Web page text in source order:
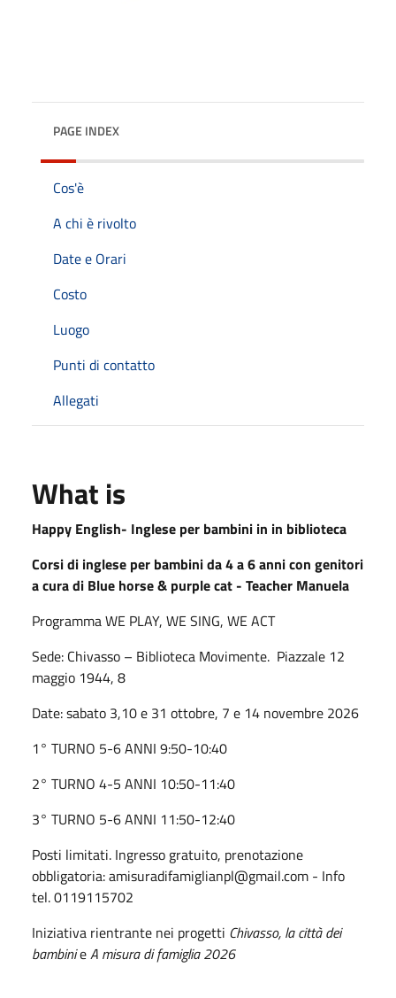
PAGE INDEX
Cos'è
A chi è rivolto
Date e Orari
Costo
Luogo
Punti di contatto
Allegati
What is
Happy English- Inglese per bambini in in biblioteca
Corsi di inglese per bambini da 4 a 6 anni con genitori
a cura di Blue horse & purple cat - Teacher Manuela
Programma WE PLAY, WE SING, WE ACT
Sede: Chivasso – Biblioteca Movimente. Piazzale 12
maggio 1944, 8
Date: sabato 3,10 e 31 ottobre, 7 e 14 novembre 2026
1° TURNO 5-6 ANNI 9:50-10:40
2° TURNO 4-5 ANNI 10:50-11:40
3° TURNO 5-6 ANNI 11:50-12:40
Posti limitati. Ingresso gratuito, prenotazione
obbligatoria:amisuradifamiglianpl@gmail.com - Info
tel. 0119115702
Iniziativa rientrante nei progetti Chivasso, la città dei
bambinieA misura di famiglia 2026